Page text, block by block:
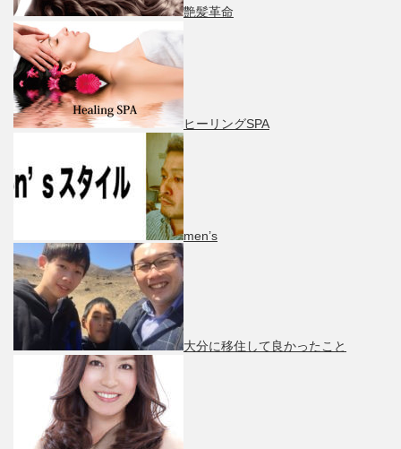
艶髪革命
ヒーリングSPA
men’s
大分に移住して良かったこと